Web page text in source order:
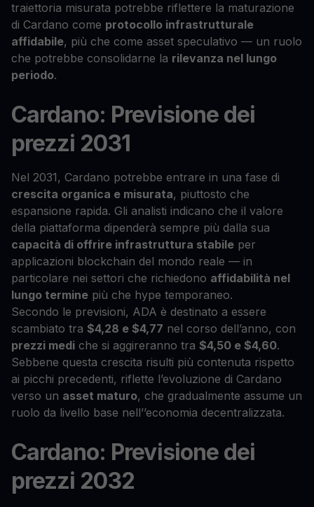
traiettoria misurata potrebbe riflettere la maturazione
di Cardano come protocollo infrastrutturale
affidabile, più che come asset speculativo — un ruolo
che potrebbe consolidarne la rilevanza nel lungo
periodo.
Cardano: Previsione dei
prezzi 2031
Nel 2031, Cardano potrebbe entrare in una fase di
crescita organica e misurata, piuttosto che
espansione rapida. Gli analisti indicano che il valore
della piattaforma dipenderà sempre più dalla sua
capacità di offrire infrastruttura stabile per
applicazioni blockchain del mondo reale — in
particolare nei settori che richiedono affidabilità nel
lungo termine più che hype temporaneo.
Secondo le previsioni, ADA è destinato a essere
scambiato tra $4,28 e $4,77 nel corso dell’anno, con
prezzi medi che si aggireranno tra $4,50 e $4,60.
Sebbene questa crescita risulti più contenuta rispetto
ai picchi precedenti, riflette l’evoluzione di Cardano
verso un asset maturo, che gradualmente assume un
ruolo da livello base nell’’economia decentralizzata.
Cardano: Previsione dei
prezzi 2032